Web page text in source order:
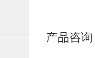
产品咨询